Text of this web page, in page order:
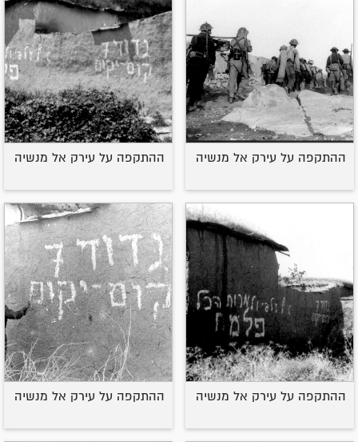
ההתקפה על עירק אל מנשיה ההתקפה על עירק אל מנשיה
ההתקפה על עירק אל מנשיה ההתקפה על עירק אל מנשיה